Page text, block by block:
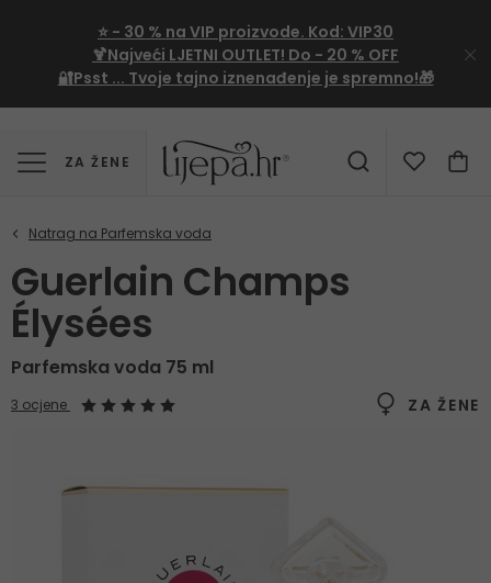
⭐ - 30 % na VIP proizvode. Kod: VIP30
🍹Najveći LJETNI OUTLET! Do - 20 % OFF
🔐Psst ... Tvoje tajno iznenađenje je spremno!🎁
ZA ŽENE
Guerlain Champs
Élysées
Parfemska voda 75 ml
ZA ŽENE
3 ocjene